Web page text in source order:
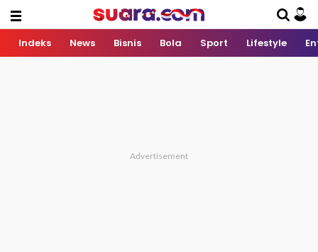
Indeks News Bisnis Bola Sport Lifestyle